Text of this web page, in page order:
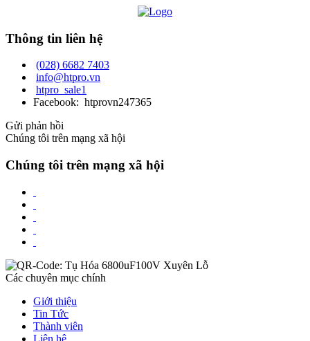
Thông tin liên hệ
(028) 6682 7403
info@htpro.vn
htpro_sale1
Facebook: htprovn247365
Gửi phản hồi
Chúng tôi trên mạng xã hội
Chúng tôi trên mạng xã hội
Các chuyên mục chính
Giới thiệu
Tin Tức
Thành viên
Liên hệ